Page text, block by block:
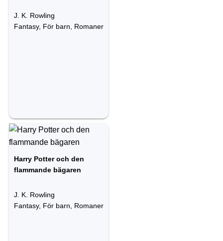
J. K. Rowling
Fantasy, För barn, Romaner
Harry Potter och den
flammande bägaren
J. K. Rowling
Fantasy, För barn, Romaner